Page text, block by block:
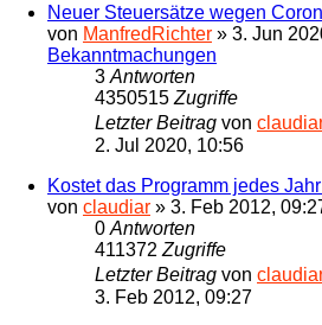
Neuer Steuersätze wegen
von ManfredRichter » 3. Jun
Bekanntmachungen
3 Antworten
4350515 Zugriffe
Letzter Beitrag von
2. Jul 2020, 10:56
Kostet das Programm jedes
von claudiar » 3. Feb 2012,
0 Antworten
411372 Zugriffe
Letzter Beitrag von
3. Feb 2012, 09:27